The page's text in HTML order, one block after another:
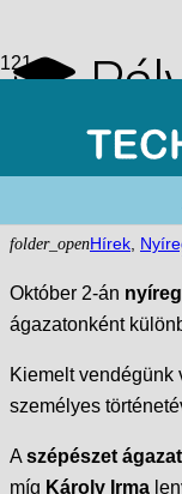
🎓
folder_openHírek
Október 2-án
ágazatonként
Kiemelt vendégünk
személyes
A szépészet ágazat
míg Károly Irma